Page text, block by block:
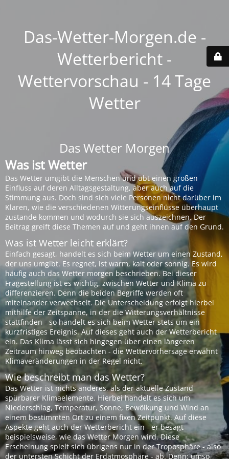
Das-Wetter-Morgen.de -
Wetterbericht -
Wettervorschau - 14 Tage
Wetter
Das Wetter Morgen
Was ist Wetter
Das Wetter umgibt die Menschen und übt einen großen
Einfluss auf deren Alltagsgestaltung, aber auch auf die
Stimmung aus. Doch sind sich viele Personen nicht darüber im
Klaren, wie die verschiedenen Witterungseinflüsse überhaupt
zustande kommen und wodurch sie sich auszeichnen. Der
Beitrag greift diese Themen auf und geht ihnen auf den Grund.
Was ist Wetter leicht erklärt?
Einfach gesagt, handelt es sich beim Wetter um einen Zustand,
der uns umgibt. Es regnet, ist warm, kalt oder sonnig. Es wird
häufig auch das Wetter morgen beschrieben. Bei dieser
Fragestellung ist es wichtig, zwischen Wetter und Klima zu
differenzieren. Denn die beiden Begriffe werden oft
miteinander verwechselt. Die Unterscheidung erfolgt hierbei
mithilfe der Zeitspanne, in der die Witterungsverhältnisse
stattfinden - so handelt es sich beim Wetter stets um ein
kurzfristiges Ereignis. Auf dieses geht auch der Wetterbericht
ein. Das Klima lässt sich hingegen über einen längeren
Zeitraum hinweg beobachten - die Wettervorhersage erwähnt
Klimaveränderungen in der Regel nicht.
Wie beschreibt man das Wetter?
Das Wetter ist nichts anderes, als der aktuelle Zustand
spürbarer Klimaelemente. Hierbei handelt es sich um
Niederschlag, Temperatur, Sonne, Bewölkung und Wind an
einem bestimmten Ort zu einem fixen Zeitpunkt. Auf diese
Aspekte geht auch der Wetterbericht ein - er besagt
beispielsweise, wie das Wetter Morgen wird. Diese
Erscheinung spielt sich übrigens nur in der Troposphäre - also
der untersten Schicht der Erdatmosphäre - ab. Denn: umso